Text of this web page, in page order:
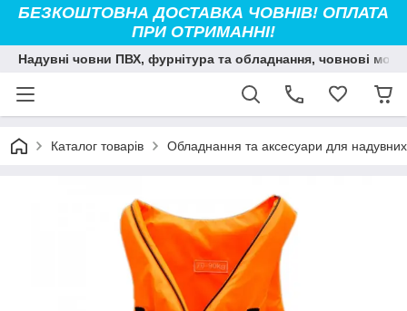
БЕЗКОШТОВНА ДОСТАВКА ЧОВНІВ! ОПЛАТА
ПРИ ОТРИМАННІ!
Надувні човни ПВХ, фурнітура та обладнання, човнові
Каталог товарів Обладнання та аксесуари для надувних